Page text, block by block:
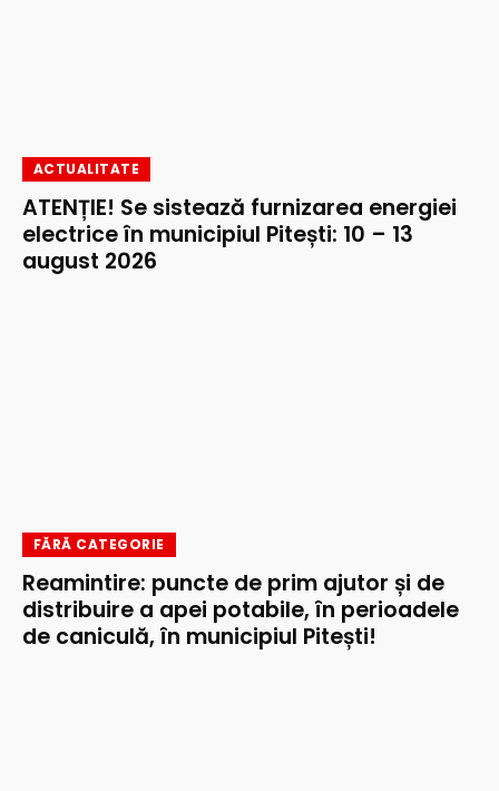
ACTUALITATE
ATENȚIE! Se sistează furnizarea energiei
electrice în municipiul Pitești: 10 – 13
august 2026
FĂRĂ CATEGORIE
Reamintire: puncte de prim ajutor și de
distribuire a apei potabile, în perioadele
de caniculă, în municipiul Pitești!